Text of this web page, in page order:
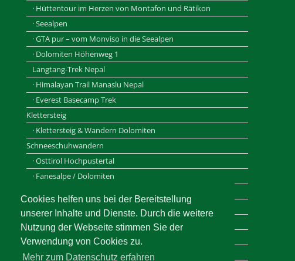
Cookies helfen uns bei der Bereitstellung
unserer Inhalte und Dienste. Durch die weitere
Nutzung der Webseite stimmen Sie der
Verwendung von Cookies zu.
Mehr zum Datenschutz erfahren
· Hüttentour im Herzen von Montafon und Rätikon
· Seealpen
· GTA pur – vom Monviso in die Seealpen
· Dolomiten Höhenweg 1
Langtang-Trek Nepal
· Himalayan Trail Manaslu Nepal
· Everest Basecamp Trek
Klettersteig
· Klettersteig & Wandern Dolomiten
Schneeschuhwandern
· Osttirol Hochpustertal
· Fanesalpe / Dolomiten
· Training und Coaching
· Ausrüstungsberatung
· Landart und Naturerlebnistage